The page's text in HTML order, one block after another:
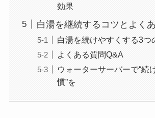
効果
白湯を継続するコツとよく
白湯を続けやすくする3つ
よくある質問Q&A
ウォーターサーバーで“続
慣”を